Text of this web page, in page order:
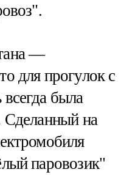
—
для прогулок с
была
Сделанный на
паровозик"